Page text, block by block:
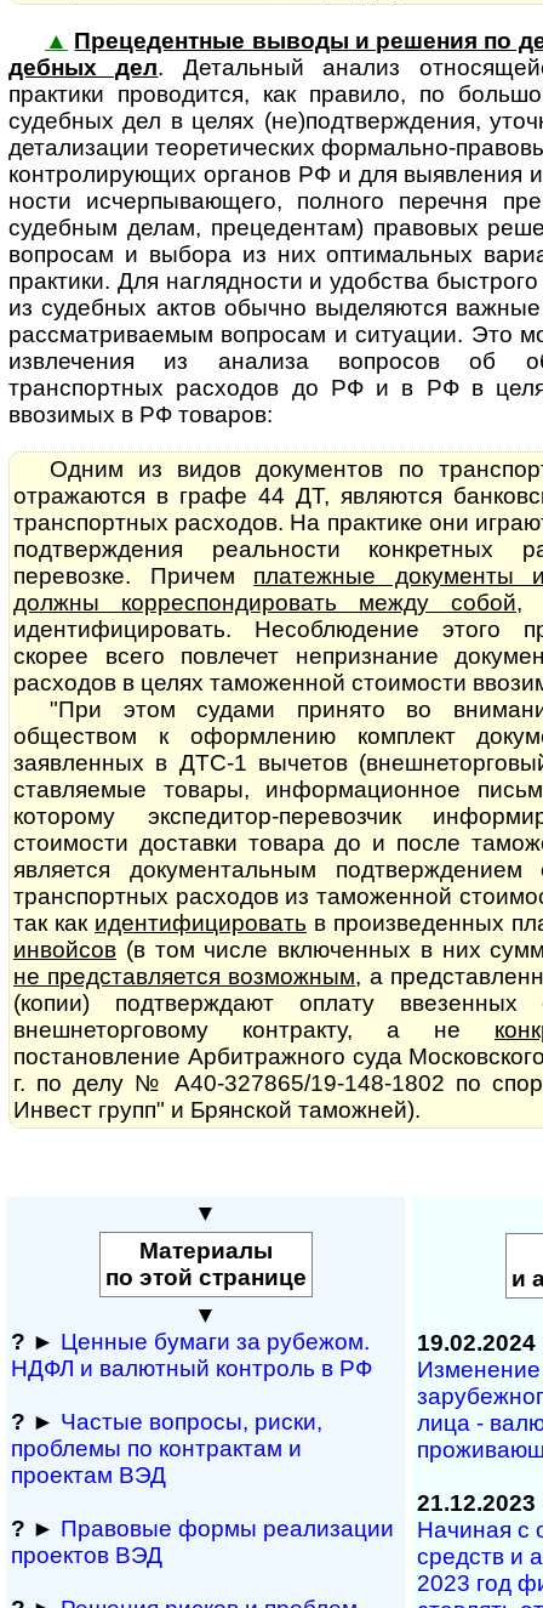
▲ Прецедентные выводы и решения по
деб­ных дел. Де­таль­ный ана­лиз
практики проводится, как правило, по
судебных дел в целях (не)подтверждения,
детализации теоретических формально-
контролирующих органов РФ и для выявления
нос­ти исчерпывающего, полного перечня
судебным делам, прецедентам) правовых
вопросам и выбора из них оптимальных
практики. Для наглядности и удобства
из судебных актов обычно выделяются
рассматриваемым вопросам и ситуации. Это
извлечения из анализа вопросов об
транспортных расходов до РФ и в РФ в
ввозимых в РФ товаров:
Одним из видов документов по
отражаются в графе 44 ДТ, являются
транспортных расходов. На практике они
подтверждения реальности конкретных
перевозке. Причем платежные документы
должны корреспондировать между собой,
идентифицировать. Несоблюдение этого
скорее всего повлечет непризнание
расходов в целях таможенной стоимости
"При этом судами принято во
обществом к оформлению комплект
заявленных в ДТС-1 вычетов
став­ля­е­мые товары, информационное
которому экспедитор-перевозчик
стоимости доставки товара до и после
является до­ку­мен­таль­ным подтверждением
транспортных расходов из таможенной
так как идентифицировать в произведенных
инвойсов (в том числе включенных в них
не представляется возможным, а
(копии) подтверждают оплату
внешнеторговому контракту, а не
постановление Арбитражного суда
г. по делу № А40-327865/19-148-1802 по
Инвест групп" и Брянской таможней).
▼
Материалы
по этой странице
▼
? ► Ценные бумаги за рубежом.
НДФЛ и ва­лют­ный кон­т­роль в РФ
? ► Частые вопросы, рис­ки,
проблемы по конт­рактам и
проектам ВЭД
? ► Правовые формы реализации
проектов ВЭД
и
19.02.2024
Изменение
ли­ца -
21.12.2023
Начиная с
средств и
2023 год